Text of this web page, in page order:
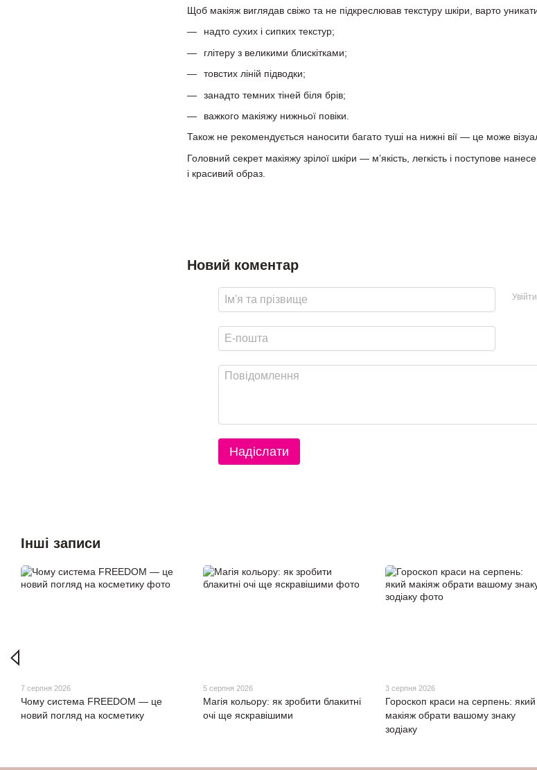
Щоб макіяж виглядав свіжо та не підкреслював текстуру шкіри, варто
надто сухих і сипких текстур;
глітеру з великими блискітками;
товстих ліній підводки;
занадто темних тіней біля брів;
важкого макіяжу нижньої повіки.
Також не рекомендується наносити багато туші на нижні вії — це може
Головний секрет макіяжу зрілої шкіри — м’якість, легкість і поступове
і красивий образ.
Новий коментар
Надіслати
Інші записи
7 серпня 2026
Чому система FREEDOM — це
новий погляд на косметику
5 серпня 2026
Магія кольору: як зробити блакитні
очі ще яскравішими
3 серпня 2026
Гороскоп краси на серпень: який
макіяж обрати вашому знаку
зодіаку